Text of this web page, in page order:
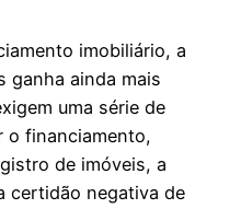
imobiliário, a
ganha ainda mais
uma série de
o financiamento,
de imóveis, a
certidão negativa de